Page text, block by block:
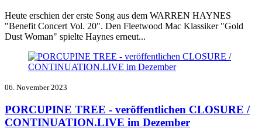
Heute erschien der erste Song aus dem WARREN HAYNES
"Benefit Concert Vol. 20". Den Fleetwood Mac Klassiker "Gold
Dust Woman" spielte Haynes erneut...
06. November 2023
PORCUPINE TREE - veröffentlichen CLOSURE /
CONTINUATION.LIVE im Dezember